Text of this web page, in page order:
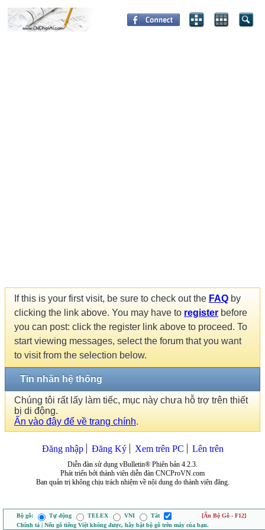
If this is your first visit, be sure to check out the FAQ by
clicking the link above. You may have to register before
you can post: click the register link above to proceed. To
start viewing messages, select the forum that you want
to visit from the selection below.
Tin nhắn hệ thống
Chúng tôi rất lấy làm tiếc, mục này chưa hỗ trợ trên thiết
bị di động.
Ấn vào đây để về trang chính.
Đăng nhập Đăng Ký Xem trên PC Lên trên
Diễn đàn sử dụng vBulletin® Phiên bản 4.2.3.
Phát triển bởi thành viên diễn đàn CNCProVN.com
Ban quản trị không chịu trách nhiệm về nội dung do thành viên đăng.
Bộ gõ: Tự động TELEX VNI Tắt
[Ẩn Bộ Gõ - F12]
Chính tả | Nếu gõ tiếng Việt không được, hãy bật bộ gõ trên máy của bạn.